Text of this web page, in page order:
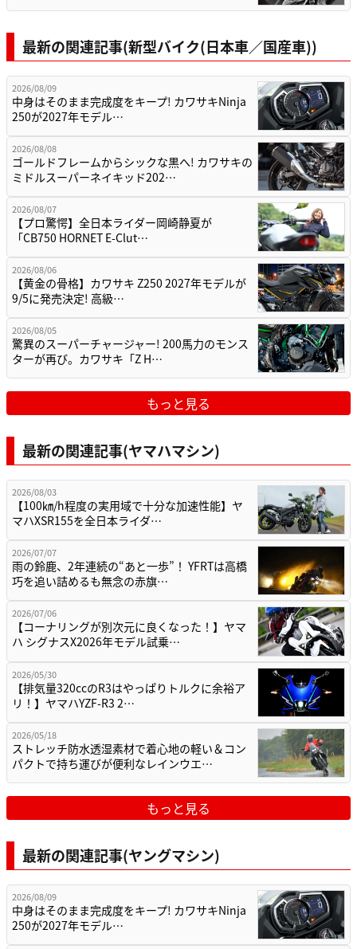
最新の関連記事(新型バイク(日本車／国産車))
2026/08/09
中身はそのまま完成度をキープ! カワサキNinja
250が2027年モデル…
2026/08/08
ゴールドフレームからシックな黒へ! カワサキの
ミドルスーパーネイキッド202…
2026/08/07
【プロ驚愕】全日本ライダー岡崎静夏が
「CB750 HORNET E-Clut…
2026/08/06
【黄金の骨格】カワサキ Z250 2027年モデルが
9/5に発売決定! 高級…
2026/08/05
驚異のスーパーチャージャー! 200馬力のモンス
ターが再び。カワサキ「Z H…
もっと見る
最新の関連記事(ヤマハマシン)
2026/08/03
【100㎞/h程度の実用域で十分な加速性能】ヤ
マハXSR155を全日本ライダ…
2026/07/07
雨の鈴鹿、2年連続の“あと一歩”！ YFRTは高橋
巧を追い詰めるも無念の赤旗…
2026/07/06
【コーナリングが別次元に良くなった！】ヤマ
ハ シグナスX2026年モデル試乗…
2026/05/30
【排気量320ccのR3はやっぱりトルクに余裕ア
リ！】ヤマハYZF-R3 2…
2026/05/18
ストレッチ防水透湿素材で着心地の軽い＆コン
パクトで持ち運びが便利なレインウエ…
もっと見る
最新の関連記事(ヤングマシン)
2026/08/09
中身はそのまま完成度をキープ! カワサキNinja
250が2027年モデル…